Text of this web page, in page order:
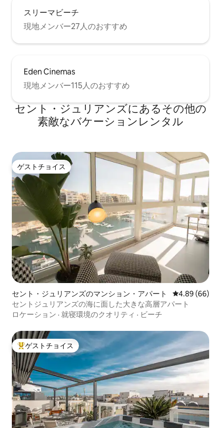
スリーマビーチ
現地メンバー27人のおすすめ
Eden Cinemas
現地メンバー115人のおすすめ
セント・ジュリアンズにあるその他の
素敵なバケーションレンタル
ゲストチョイス
ゲストチョイス
セント・ジュリアンズのマンション・アパート レビュー66件
4.89 (66)
セントジュリアンズの海に面した大きな高層アパート
ロケーション · 就寝環境のクオリティ · ビーチ
大好評のゲストチョイスです。
ゲストチョイス